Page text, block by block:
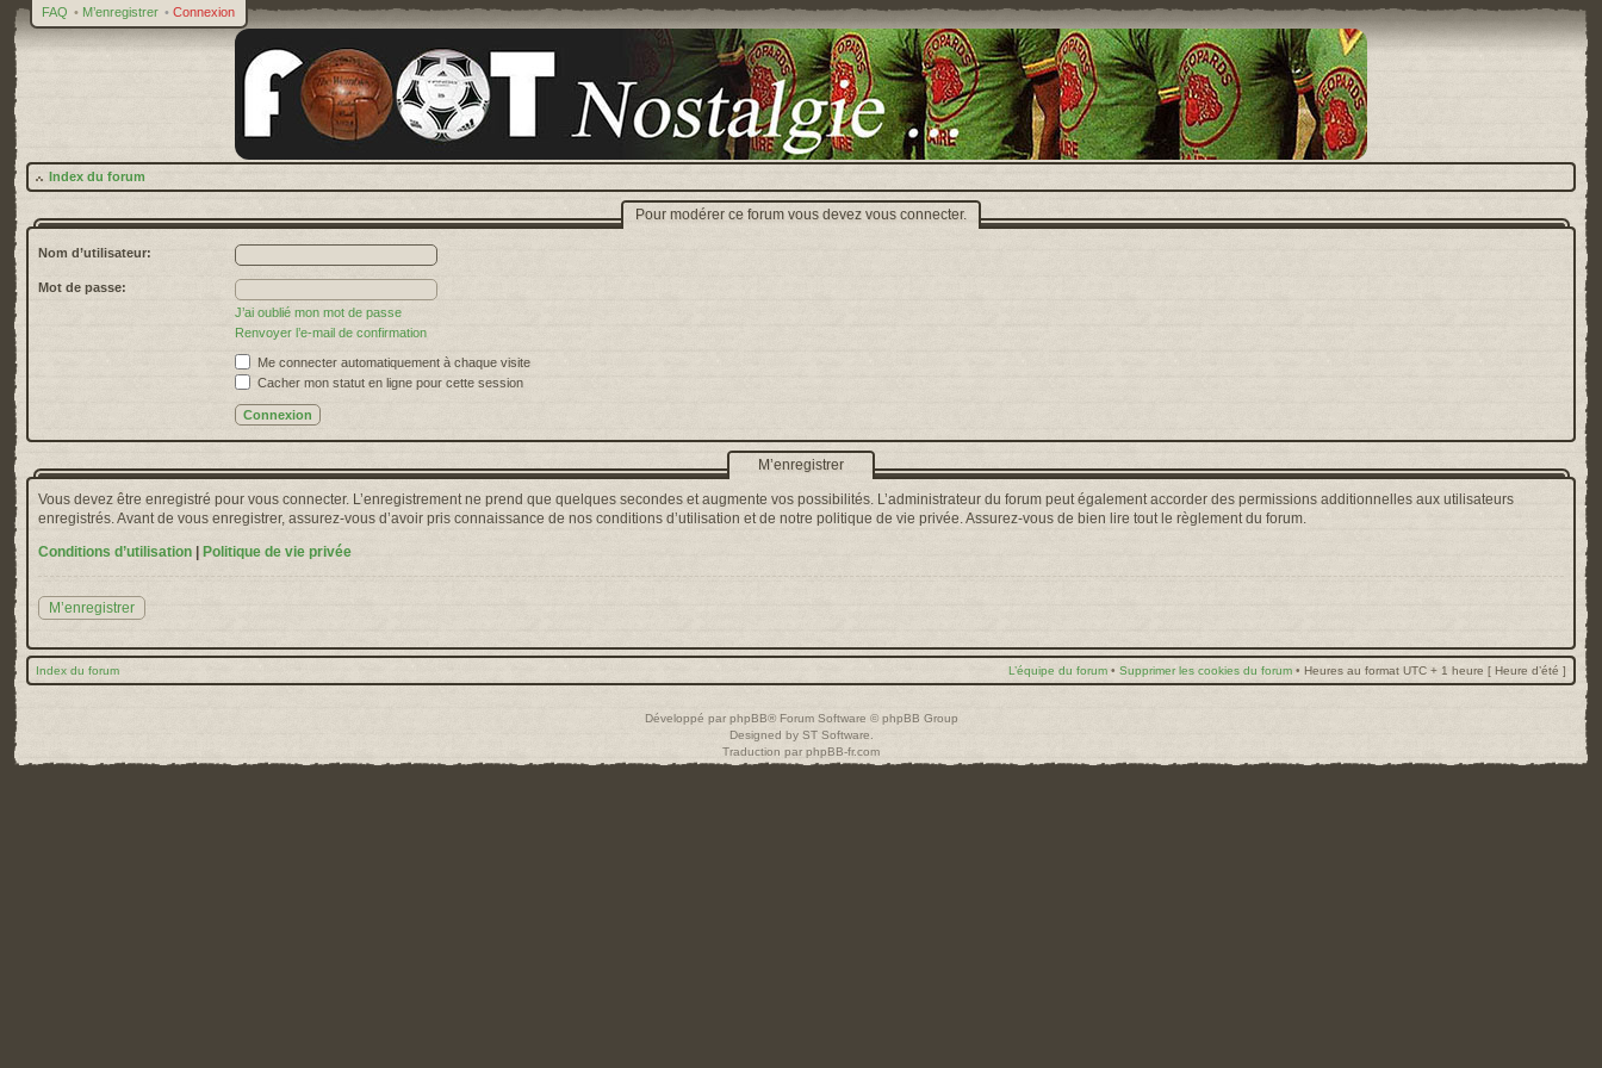
FAQ • M’enregistrer • Connexion
Index du forum
Pour modérer ce forum vous devez vous connecter.
Nom d’utilisateur:
Mot de passe:
J’ai oublié mon mot de passe
Renvoyer l’e-mail de confirmation
Me connecter automatiquement à chaque visite
Cacher mon statut en ligne pour cette session
M’enregistrer
Vous devez être enregistré pour vous connecter. L’enregistrement ne prend que quelques secondes et augmente vos possibilités. L’administrateur du forum peut également accorder des permissions additionnelles aux utilisateurs
enregistrés. Avant de vous enregistrer, assurez-vous d’avoir pris connaissance de nos conditions d’utilisation et de notre politique de vie privée. Assurez-vous de bien lire tout le règlement du forum.
Conditions d’utilisation
Politique de vie privée
M’enregistrer
Index du forum L’équipe du forum • Supprimer les cookies du forum • Heures au format UTC + 1 heure [ Heure d’été ]
Développé par phpBB® Forum Software © phpBB Group
Designed by ST Software
Traduction par phpBB-fr.com